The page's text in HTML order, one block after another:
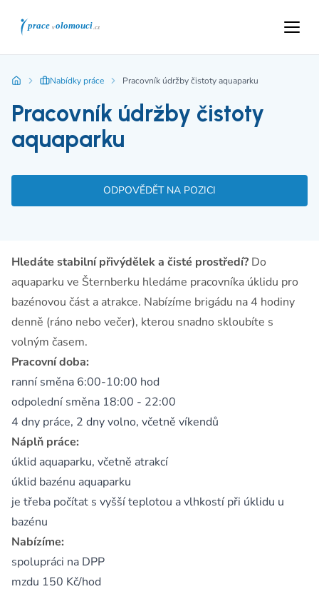
Nabídky práce Pracovník údržby čistoty aquaparku
Pracovník údržby čistoty
aquaparku
ODPOVĚDĚT NA POZICI
Hledáte stabilní přivýdělek a čisté prostředí? Do
aquaparku ve Šternberku hledáme pracovníka úklidu pro
bazénovou část a atrakce. Nabízíme brigádu na 4 hodiny
denně (ráno nebo večer), kterou snadno skloubíte s
volným časem.
Pracovní doba:
ranní směna 6:00-10:00 hod
odpolední směna 18:00 - 22:00
4 dny práce, 2 dny volno, včetně víkendů
Náplň práce:
úklid aquaparku, včetně atrakcí
úklid bazénu aquaparku
je třeba počítat s vyšší teplotou a vlhkostí při úklidu u
bazénu
Nabízíme:
spolupráci na DPP
mzdu 150 Kč/hod